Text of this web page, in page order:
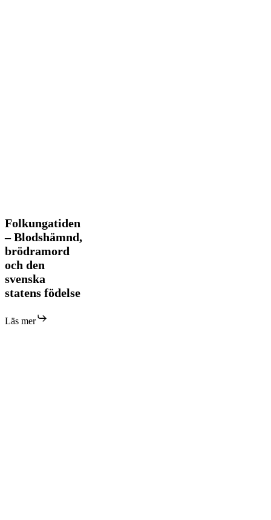
Folkungatiden
Blodshämnd,
brödramord
och
den
svenska
statens
Folkungatiden
– Blodshämnd,
brödramord
och den
svenska
statens födelse
Läs mer